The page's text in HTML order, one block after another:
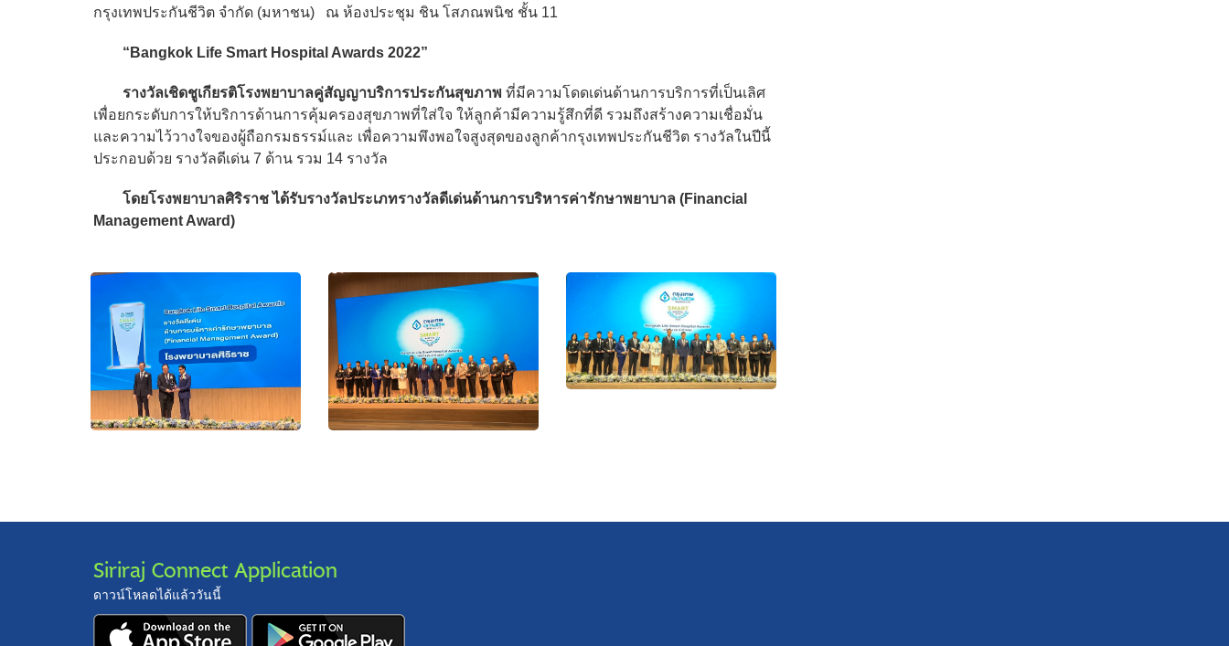
กรุงเทพประกันชีวิต จำกัด (มหาชน) ณ ห้องประชุม ชิน โสภณพนิช ชั้น 11
“Bangkok Life Smart Hospital Awards 2022”
รางวัลเชิดชูเกียรติโรงพยาบาลคู่สัญญาบริการประกันสุขภาพ ที่มีความโดดเด่นด้านการบริการที่เป็นเลิศ
เพื่อยกระดับการให้บริการด้านการคุ้มครองสุขภาพที่ใส่ใจ ให้ลูกค้ามีความรู้สึกที่ดี รวมถึงสร้างความเชื่อมั่น
และความไว้วางใจของผู้ถือกรมธรรม์และ เพื่อความพึงพอใจสูงสุดของลูกค้ากรุงเทพประกันชีวิต รางวัลในปีนี้
ประกอบด้วย รางวัลดีเด่น 7 ด้าน รวม 14 รางวัล
โดยโรงพยาบาลศิริราช ได้รับรางวัลประเภทรางวัลดีเด่นด้านการบริหารค่ารักษาพยาบาล (Financial
Management Award)
Siriraj Connect Application
ดาวน์โหลดได้แล้ววันนี้